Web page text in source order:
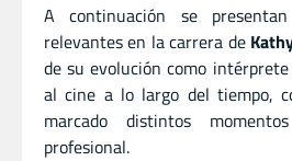
A continuación se
relevantes en la carrera de
de su evolución como
al cine a lo largo del tiempo,
marcado distintos
profesional.